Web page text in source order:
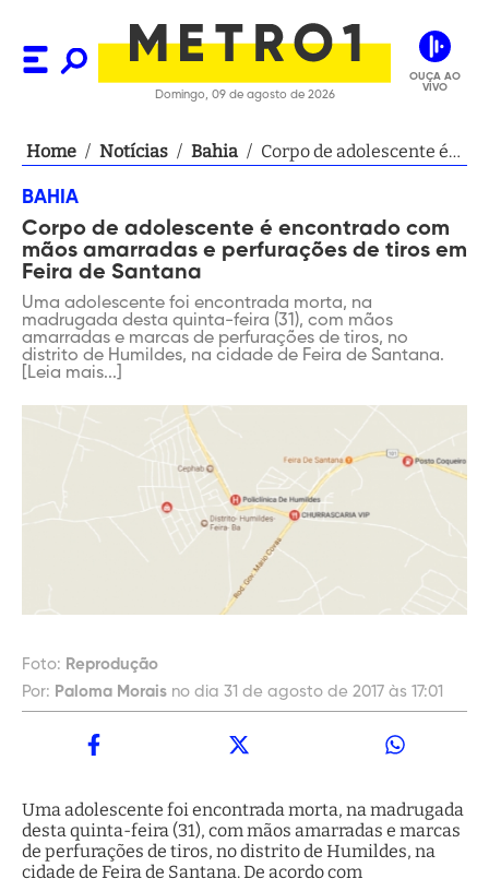
Domingo, 09 de agosto de 2026
OUÇA AO
VIVO
Home / Notícias / Bahia / Corpo de adolescente é
perfurações de tiros em
Feira de Santana
BAHIA
Corpo de adolescente é encontrado com
mãos amarradas e perfurações de tiros em
Feira de Santana
Uma adolescente foi encontrada morta, na
madrugada desta quinta-feira (31), com mãos
amarradas e marcas de perfurações de tiros, no
distrito de Humildes, na cidade de Feira de Santana.
[Leia mais...]
Foto: Reprodução
Por: Paloma Morais no dia 31 de agosto de 2017 às 17:01
Uma adolescente foi encontrada morta, na madrugada
desta quinta-feira (31), com mãos amarradas e marcas
de perfurações de tiros, no distrito de Humildes, na
cidade de Feira de Santana. De acordo com